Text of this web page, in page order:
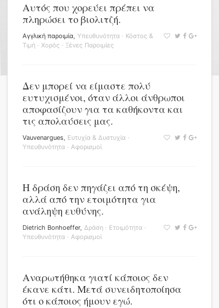
Αυτός που χορεύει πρέπει να
πληρώσει το βιολιτζή.
Αγγλική παροιμία, Υπευθυνότητα · Κόστος &
Τιμή · Χορός · Ξένες Παροιμίες
Δεν μπορεί να είμαστε πολύ
ευτυχισμένοι, όταν άλλοι άνθρωποι
αποφασίζουν για τα καθήκοντα και
τις απολαύσεις μας.
Vauvenargues, Ευτυχία & Δυστυχία ·
Υπευθυνότητα · Αφορισμοί
Η δράση δεν πηγάζει από τη σκέψη,
αλλά από την ετοιμότητα για
ανάληψη ευθύνης.
Dietrich Bonhoeffer, Δράση · Ετοιμότητα ·
Υπευθυνότητα · Αφορισμοί
Αναρωτήθηκα γιατί κάποιος δεν
έκανε κάτι. Μετά συνειδητοποίησα
ότι ο κάποιος ήμουν εγώ.